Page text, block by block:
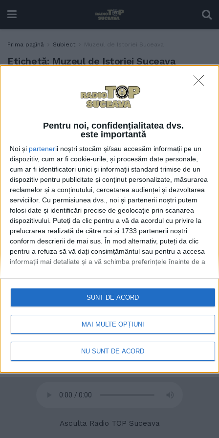
Pentru noi, confidențialitatea dvs.
este importantă
Noi și partenerii noștri stocăm și/sau accesăm informații pe un
dispozitiv, cum ar fi cookie-urile, și procesăm date personale,
cum ar fi identificatori unici și informații standard trimise de un
dispozitiv pentru publicitate și conținut personalizate, măsurarea
reclamelor și a conținutului, cercetarea audienței și dezvoltarea
serviciilor. Cu permisiunea dvs., noi și partenerii noștri putem
folosi date și identificări precise de geolocație prin scanarea
dispozitivului. Puteți da clic pentru a vă da acordul cu privire la
prelucrarea realizată de către noi și 1733 partenerii noștri
conform descrierii de mai sus. În mod alternativ, puteți da clic
pentru a refuza să vă dați consimțământul sau pentru a accesa
informații mai detaliate și a vă schimba preferințele înainte de a
retrageți consimțământul în orice moment, revenind la acest site
și făcând clic pe butonul "Confidențialitate" din partea de jos a
paginii web.
MAI MULTE OPȚIUNI
NU SUNT DE ACORD
SUNT DE ACORD
Prima pagină Subiect Muzeul de Istoriei Suceava
Etichetă: Muzeul de Istoriei Suceava
Casa Prieteniei cu
abandonul, din centrul
Sucevei
© 2020 Radio TOP Suceava 104 FM
Asculta Radio TOP Suceava